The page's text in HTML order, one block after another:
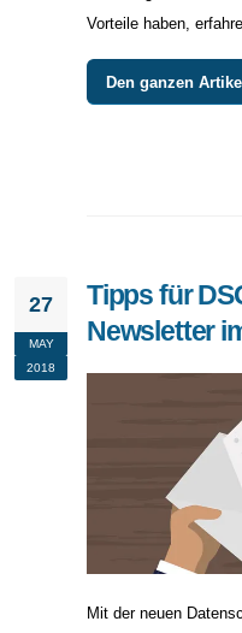
Vorteile haben,
Den ganzen
27
MAY
2018
Tipps für
Newsletter
Mit der neuen